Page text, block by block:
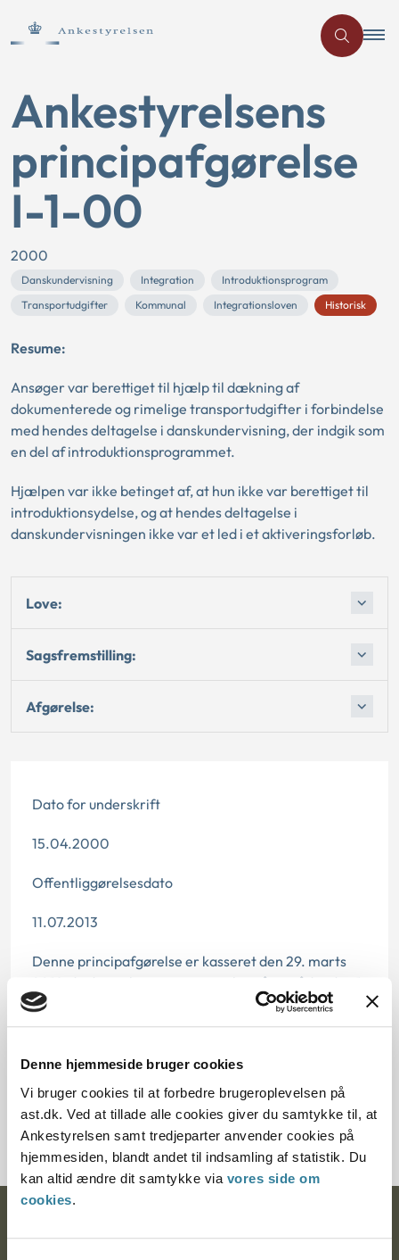
Denne hjemmeside bruger cookies
Vi bruger cookies til at forbedre brugeroplevelsen på
ast.dk. Ved at tillade alle cookies giver du samtykke til, at
Ankestyrelsen samt tredjeparter anvender cookies på
hjemmesiden, blandt andet til indsamling af statistik. Du
kan altid ændre dit samtykke via vores side om
cookies.
Ankestyrelsens
principafgørelse
I-1-00
2000
Danskundervisning Integration
Introduktionsprogram
Transportudgifter
Kommunal Integrationsloven Historisk
Resume:
Ansøger var berettiget til hjælp til dækning af
dokumenterede og rimelige transportudgifter i forbindelse
med hendes deltagelse i danskundervisning, der indgik som
en del af introduktionsprogrammet.
Hjælpen var ikke betinget af, at hun ikke var berettiget til
introduktionsydelse, og at hendes deltagelse i
danskundervisningen ikke var et led i et aktiveringsforløb.
Love:
Sagsfremstilling:
Afgørelse:
Dato for underskrift
15.04.2000
Offentliggørelsesdato
11.07.2013
Denne principafgørelse er kasseret den 29. marts
2019, da der er kommet nye regler på området den 1.
juli 2010.
Journalnummer J.nr.: 200592-99